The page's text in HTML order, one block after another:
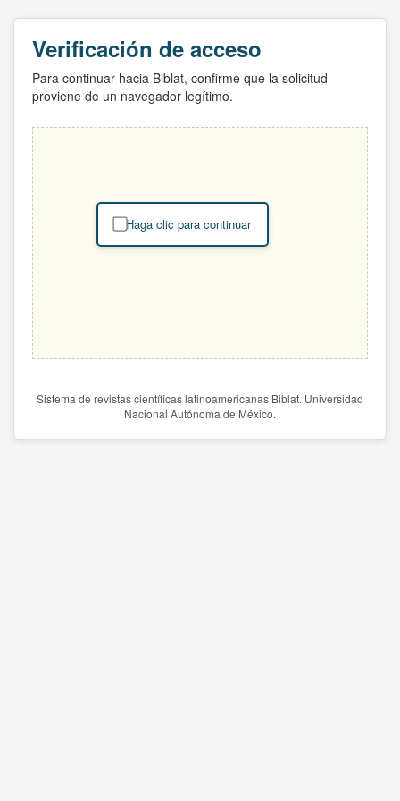
Verificación de acceso
Para continuar hacia Biblat, confirme que la solicitud
proviene de un navegador legítimo.
Haga clic para continuar
Sistema de revistas científicas latinoamericanas Biblat. Universidad
Nacional Autónoma de México.